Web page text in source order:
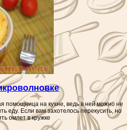
помощница на кухне, ведь в ней можно не
еду. Если вам захотелось перекусить, но
омлет в кружке